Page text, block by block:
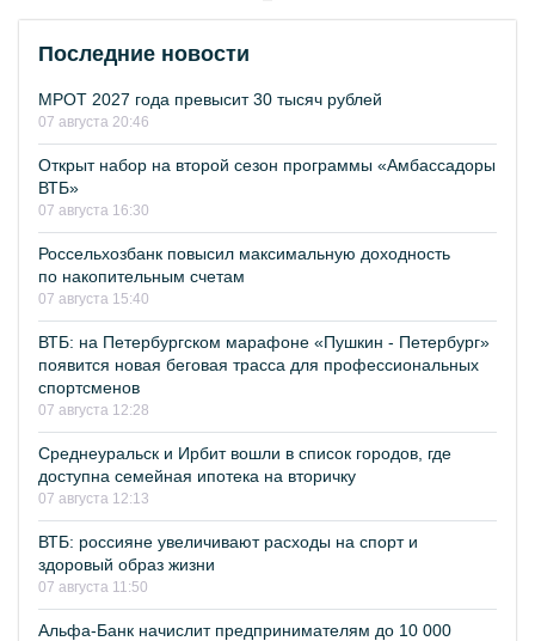
Последние новости
МРОТ 2027 года превысит 30 тысяч рублей
07 августа 20:46
Открыт набор на второй сезон программы «Амбассадоры
ВТБ»
07 августа 16:30
Россельхозбанк повысил максимальную доходность
по накопительным счетам
07 августа 15:40
ВТБ: на Петербургском марафоне «Пушкин - Петербург»
появится новая беговая трасса для профессиональных
спортсменов
07 августа 12:28
Среднеуральск и Ирбит вошли в список городов, где
доступна семейная ипотека на вторичку
07 августа 12:13
ВТБ: россияне увеличивают расходы на спорт и
здоровый образ жизни
07 августа 11:50
Альфа-Банк начислит предпринимателям до 10 000